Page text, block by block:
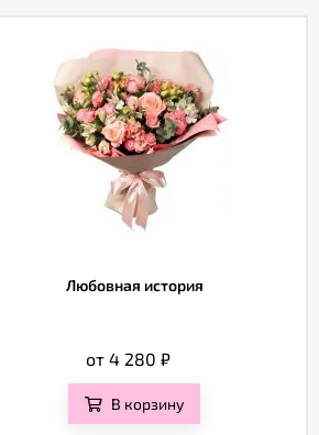
Любовная история
от 4 280 ₽
В корзину